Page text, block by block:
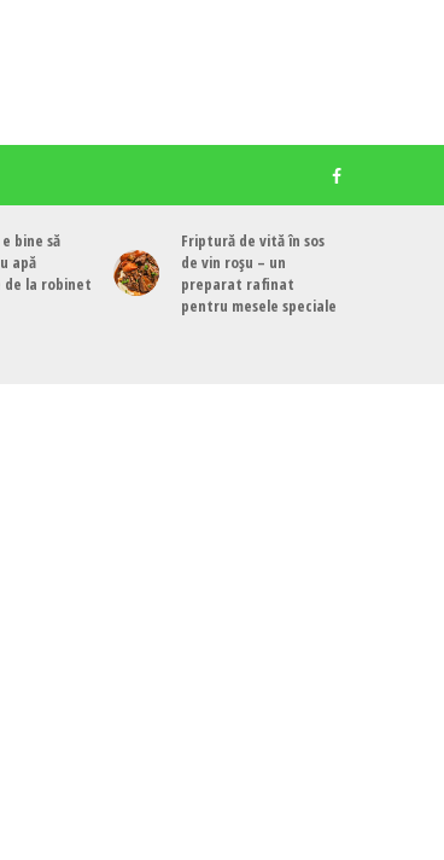
bine să
apă
la robinet
Friptură de vită în sos
de vin roșu – un
preparat rafinat
pentru mesele speciale